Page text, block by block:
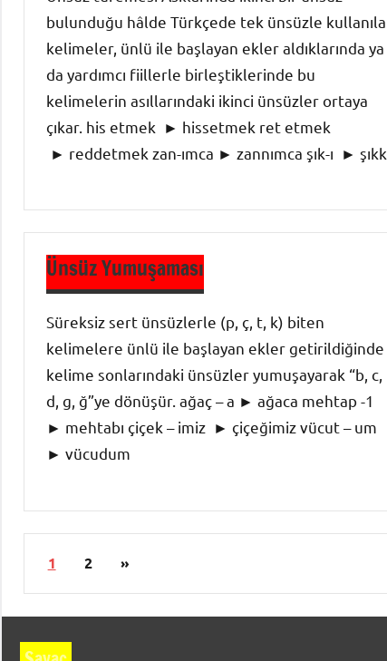
bulunduğu hâlde Türkçede tek ünsüzle
kelimeler, ünlü ile başlayan ekler aldıklarında ya
da yardımcı fiillerle birleştiklerinde bu
kelimelerin asıllarındaki ikinci ünsüzler ortaya
çıkar. his etmek ► hissetmek ret etmek
► reddetmek zan-ımca ► zannımca şık-ı ►
Anlatım
-
Türkçenin
Ses
Özellikleri
Ünsüz Yumuşaması
Süreksiz sert ünsüzlerle (p, ç, t, k) biten
kelimelere ünlü ile başlayan ekler getirildiğinde
kelime sonlarındaki ünsüzler yumuşayarak “b, c,
d, g, ğ”ye dönüşür. ağaç – a ► ağaca mehtap -1
► mehtabı çiçek – imiz ► çiçeğimiz vücut – um
► vücudum
Anlatım
Türkçenin
Yazı
sayfalaması
1 2
Sonraki
»